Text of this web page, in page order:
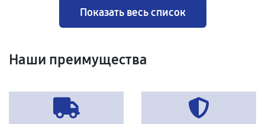
Показать весь список
Наши преимущества